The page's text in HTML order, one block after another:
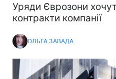
Уряди Єврозони
контракти компанії
ОЛЬГА ЗАВАДА